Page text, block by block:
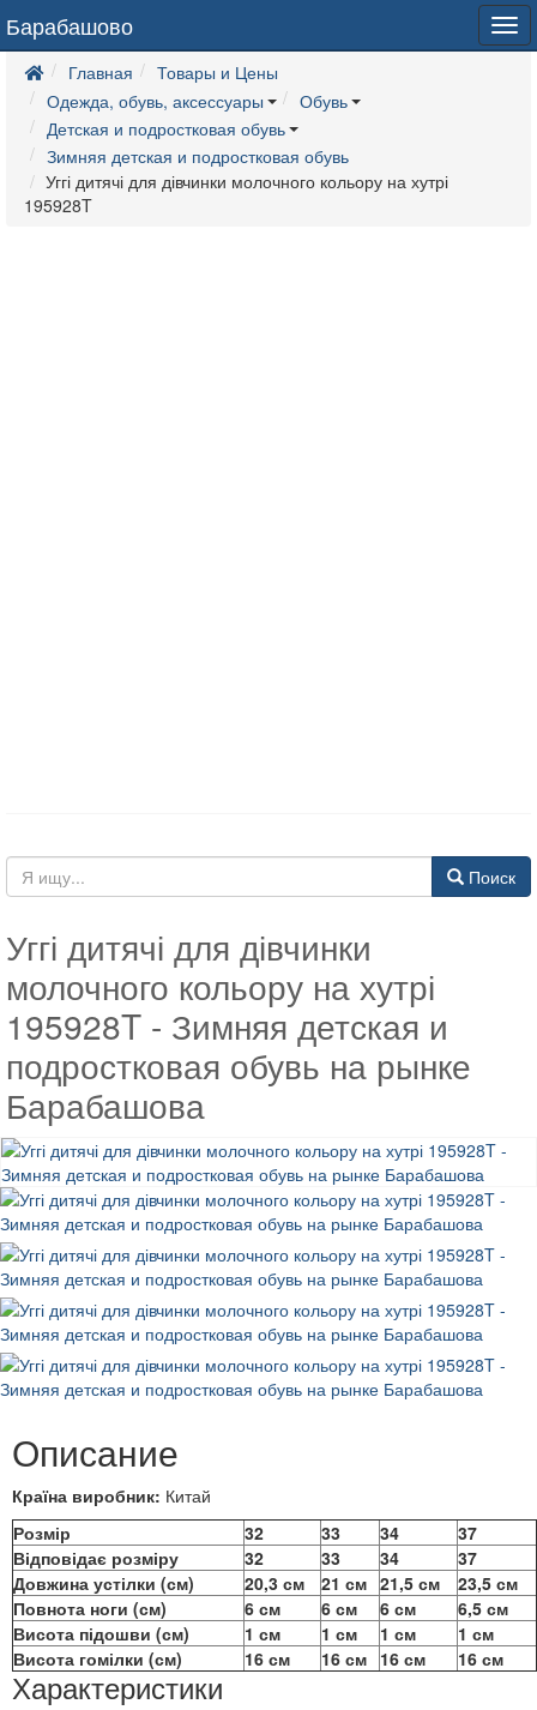
Барабашово
Главная
Товары и Цены
Одежда, обувь, аксессуары
Обувь
Детская и подростковая обувь
Зимняя детская и подростковая обувь
Уггі дитячі для дівчинки молочного кольору на хутрі
195928T
Поиск
Уггі дитячі для дівчинки
молочного кольору на хутрі
195928T - Зимняя детская и
подростковая обувь на рынке
Барабашова
Описание
Країна виробник: Китай
Розмір
32 33 34
37
Відповідає розміру
32 33 34
37
Довжина устілки (см)
20,3 см 21 см 21,5 см
23,5 см
Повнота ноги (см)
6 см 6 см 6 см
6,5 см
Висота підошви (см)
1 см 1 см 1 см
1 см
Висота гомілки (см)
16 см 16 см 16 см 16 см
Характеристики